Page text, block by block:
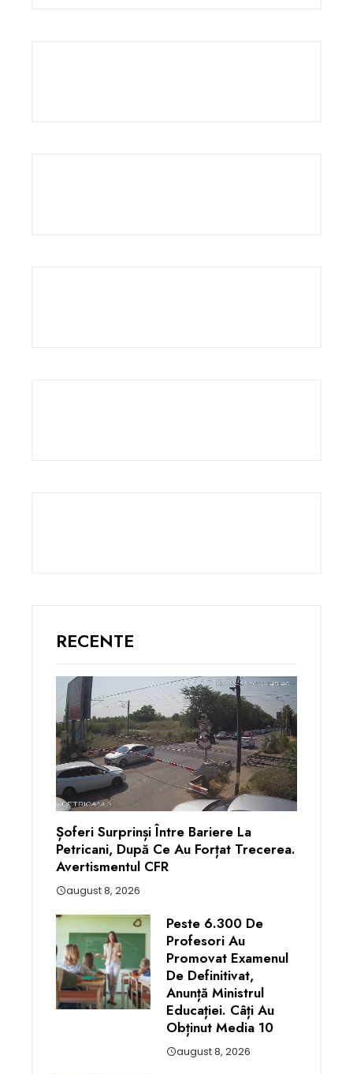
RECENTE
Șoferi Surprinși Între Bariere La
Petricani, După Ce Au Forțat Trecerea.
Avertismentul CFR
august 8, 2026
Peste 6.300 De
Profesori Au
Promovat Examenul
De Definitivat,
Anunță Ministrul
Educației. Câți Au
Obținut Media 10
august 8, 2026